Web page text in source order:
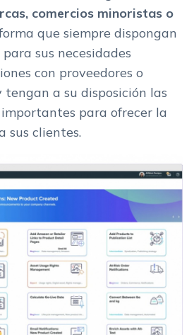
comercios minoristas o
que siempre dispongan
sus necesidades
con proveedores o
a su disposición las
para ofrecer la
sus clientes.